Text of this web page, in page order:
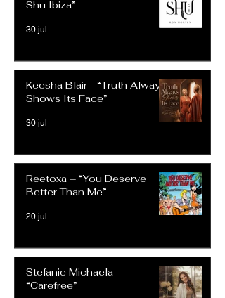
Shu Ibiza”
30 jul
Keesha Blair - “Truth Always
Shows Its Face”
30 jul
Reetoxa – “You Deserve
Better Than Me”
20 jul
Stefanie Michaela –
“Carefree”